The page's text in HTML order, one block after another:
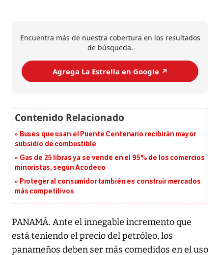
Encuentra más de nuestra cobertura en los resultados
de búsqueda.
Agrega La Estrella en Google ↗️
Buses que usan el Puente Centenario recibirán mayor
subsidio de combustible
Gas de 25 libras ya se vende en el 95% de los comercios
minoristas, según Acodeco
Proteger al consumidor también es construir mercados
más competitivos
PANAMÁ. Ante el innegable incremento que
está teniendo el precio del petróleo, los
panameños deben ser más comedidos en el uso